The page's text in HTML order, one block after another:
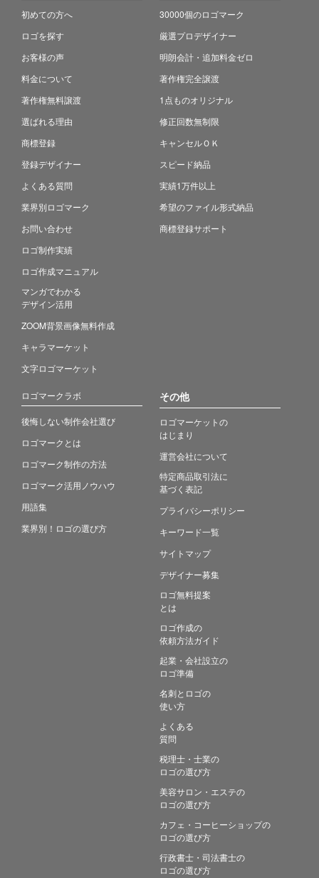
初めての方へ
ロゴを探す
お客様の声
料金について
著作権無料譲渡
選ばれる理由
商標登録
登録デザイナー
よくある質問
業界別ロゴマーク
お問い合わせ
ロゴ制作実績
ロゴ作成マニュアル
マンガでわかる
デザイン活用
ZOOM背景画像無料作成
キャラマーケット
文字ロゴマーケット
30000個のロゴマーク
厳選プロデザイナー
明朗会計・追加料金ゼロ
著作権完全譲渡
1点ものオリジナル
修正回数無制限
キャンセルＯＫ
スピード納品
実績1万件以上
希望のファイル形式納品
商標登録サポート
ロゴマークラボ
後悔しない制作会社選び
ロゴマークとは
ロゴマーク制作の方法
ロゴマーク活用ノウハウ
用語集
業界別！ロゴの選び方
その他
ロゴマーケットの
はじまり
運営会社について
特定商品取引法に
基づく表記
プライバシーポリシー
キーワード一覧
サイトマップ
デザイナー募集
ロゴ無料提案
とは
ロゴ作成の
依頼方法ガイド
起業・会社設立の
ロゴ準備
名刺とロゴの
使い方
よくある
質問
税理士・士業の
ロゴの選び方
美容サロン・エステの
ロゴの選び方
カフェ・コーヒーショップの
ロゴの選び方
行政書士・司法書士の
ロゴの選び方